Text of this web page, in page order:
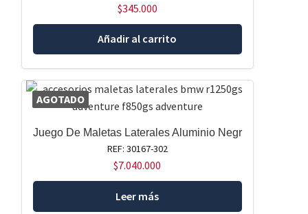
$345.000
Añadir al carrito
AGOTADO
Juego De Maletas Laterales Aluminio Negr
REF: 30167-302
$7.040.000
Leer más